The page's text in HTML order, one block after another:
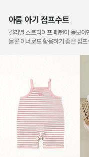
아롬 아기 점프수트
컬러별 스트라이프 패턴이 돋보
물론 이너로도 활용하기 좋은 점